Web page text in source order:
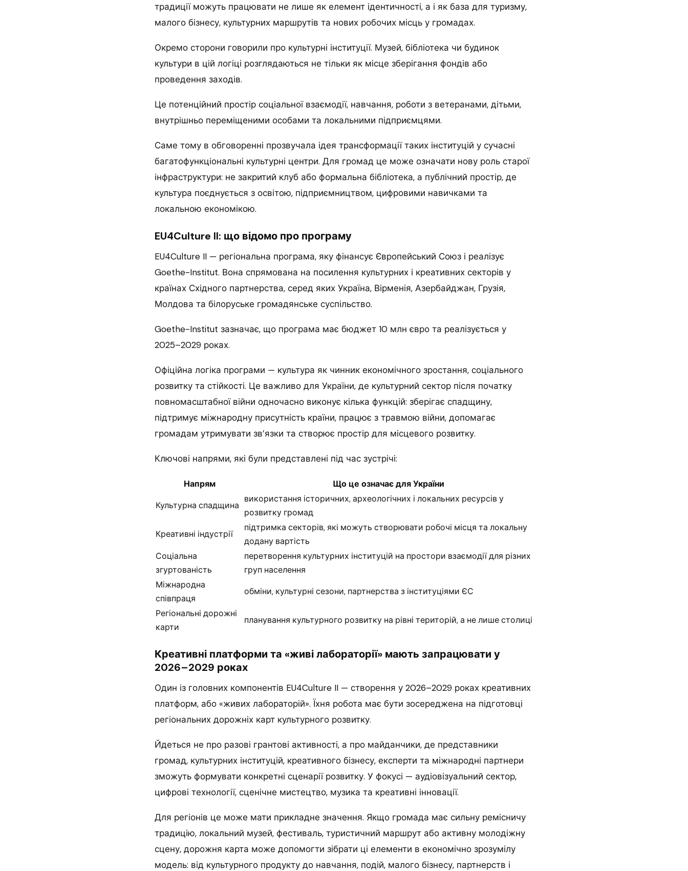
традиції можуть працювати не лише як елемент ідентичності, а і як база для туризму,
малого бізнесу, культурних маршрутів та нових робочих місць у громадах.
Окремо сторони говорили про культурні інституції. Музей, бібліотека чи будинок
культури в цій логіці розглядаються не тільки як місце зберігання фондів або
проведення заходів.
Це потенційний простір соціальної взаємодії, навчання, роботи з ветеранами, дітьми,
внутрішньо переміщеними особами та локальними підприємцями.
Саме тому в обговоренні прозвучала ідея трансформації таких інституцій у сучасні
багатофункціональні культурні центри. Для громад це може означати нову роль старої
інфраструктури: не закритий клуб або формальна бібліотека, а публічний простір, де
культура поєднується з освітою, підприємництвом, цифровими навичками та
локальною економікою.
EU4Culture II: що відомо про програму
EU4Culture II — регіональна програма, яку фінансує Європейський Союз і реалізує
Goethe-Institut. Вона спрямована на посилення культурних і креативних секторів у
країнах Східного партнерства, серед яких Україна, Вірменія, Азербайджан, Грузія,
Молдова та білоруське громадянське суспільство.
Goethe-Institut зазначає, що програма має бюджет 10 млн євро та реалізується у
2025–2029 роках.
Офіційна логіка програми — культура як чинник економічного зростання, соціального
розвитку та стійкості. Це важливо для України, де культурний сектор після початку
повномасштабної війни одночасно виконує кілька функцій: зберігає спадщину,
підтримує міжнародну присутність країни, працює з травмою війни, допомагає
громадам утримувати зв’язки та створює простір для місцевого розвитку.
Ключові напрями, які були представлені під час зустрічі:
Напрям
Що це означає для України
Культурна спадщина
використання історичних, археологічних і локальних ресурсів у
розвитку громад
Креативні індустрії
підтримка секторів, які можуть створювати робочі місця та локальну
додану вартість
Соціальна
згуртованість
перетворення культурних інституцій на простори взаємодії для різних
груп населення
Міжнародна
співпраця
обміни, культурні сезони, партнерства з інституціями ЄС
Регіональні дорожні
карти
планування культурного розвитку на рівні територій, а не лише столиці
Креативні платформи та «живі лабораторії» мають запрацювати у
2026–2029 роках
Один із головних компонентів EU4Culture II — створення у 2026–2029 роках креативних
платформ, або «живих лабораторій». Їхня робота має бути зосереджена на підготовці
регіональних дорожніх карт культурного розвитку.
Йдеться не про разові грантові активності, а про майданчики, де представники
громад, культурних інституцій, креативного бізнесу, експерти та міжнародні партнери
зможуть формувати конкретні сценарії розвитку. У фокусі — аудіовізуальний сектор,
цифрові технології, сценічне мистецтво, музика та креативні інновації.
Для регіонів це може мати прикладне значення. Якщо громада має сильну ремісничу
традицію, локальний музей, фестиваль, туристичний маршрут або активну молодіжну
сцену, дорожня карта може допомогти зібрати ці елементи в економічно зрозумілу
модель: від культурного продукту до навчання, подій, малого бізнесу, партнерств і